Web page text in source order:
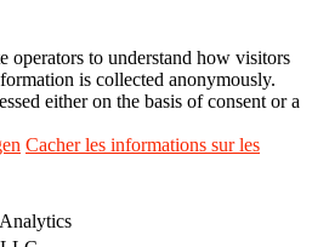
operators to understand how visitors
is collected anonymously.
either on the basis of consent or a
Cacher les informations sur les